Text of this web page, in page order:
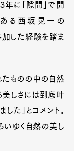
に「隙間」で開
る西坂晃一の
加した経験を踏ま
たものの中の自然
美しさには到底叶
た」とコメント。
いゆく自然の美し